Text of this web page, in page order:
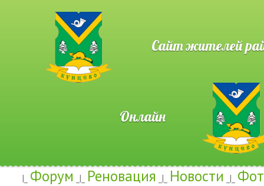
Сайт жителей
Онлайн
|_ Форум _|_ Реновация _|_ Новости _|_